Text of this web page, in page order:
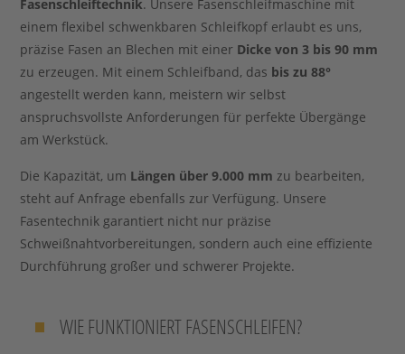
Fasenschleiftechnik. Unsere Fasenschleifmaschine mit
einem flexibel schwenkbaren Schleifkopf erlaubt es uns,
präzise Fasen an Blechen mit einer Dicke von 3 bis 90 mm
zu erzeugen. Mit einem Schleifband, das bis zu 88°
angestellt werden kann, meistern wir selbst
anspruchsvollste Anforderungen für perfekte Übergänge
am Werkstück.
Die Kapazität, um Längen über 9.000 mm zu bearbeiten,
steht auf Anfrage ebenfalls zur Verfügung. Unsere
Fasentechnik garantiert nicht nur präzise
Schweißnahtvorbereitungen, sondern auch eine effiziente
Durchführung großer und schwerer Projekte.
WIE FUNKTIONIERT FASENSCHLEIFEN?